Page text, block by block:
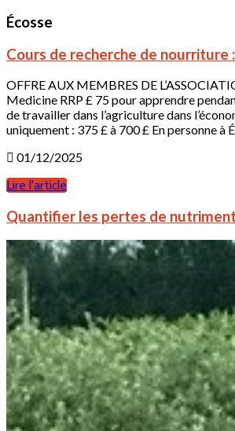
Écosse
Cours de recherche de nourriture
OFFRE AUX MEMBRES DE
Medicine RRP £ 75 pour apprendre
de travailler dans l’agriculture dans
uniquement : 375 £ à 700 £ En personne
01/12/2025
Lire l'article
Quantifier les pertes de